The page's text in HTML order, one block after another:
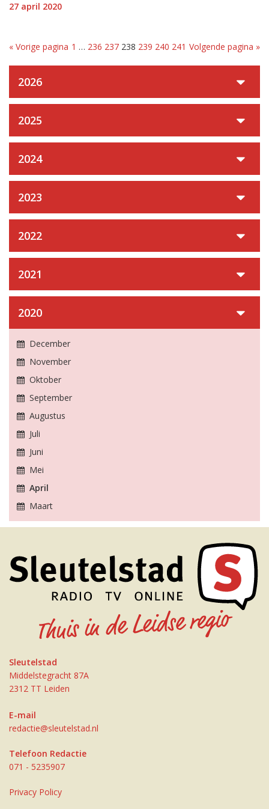
27 april 2020
« Vorige pagina 1 … 236 237 238 239 240 241 Volgende pagina »
2026
2025
2024
2023
2022
2021
2020
December
November
Oktober
September
Augustus
Juli
Juni
Mei
April
Maart
Sleutelstad
Middelstegracht 87A
2312 TT Leiden
E-mail
redactie@sleutelstad.nl
Telefoon Redactie
071 - 5235907
Privacy Policy